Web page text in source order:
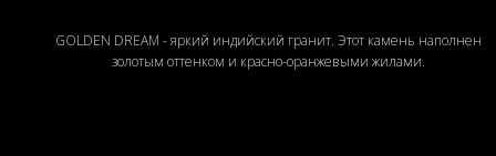
GOLDEN DREAM - яркий индийский гранит. Этот камень наполнен
золотым оттенком и красно-оранжевыми жилами.